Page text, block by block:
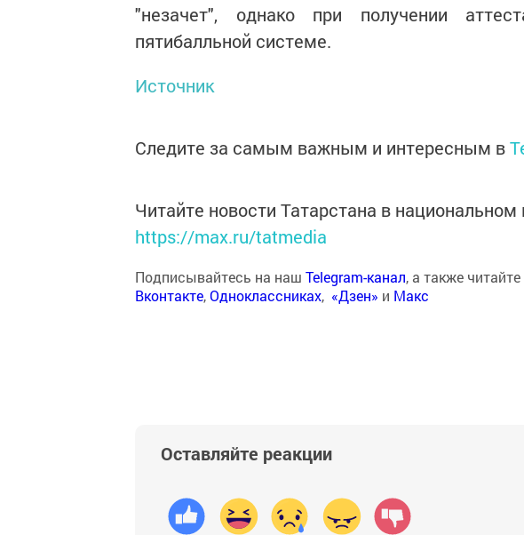
"незачет", однако при получении
пятибалльной системе.
Источник
Следите за самым важным и интересным в
Читайте новости Татарстана в
https://max.ru/tatmedia
Подписывайтесь на наш Telegram-канал, а также
Вконтакте,Одноклассниках, «Дзен» и Макс
Оставляйте реакции